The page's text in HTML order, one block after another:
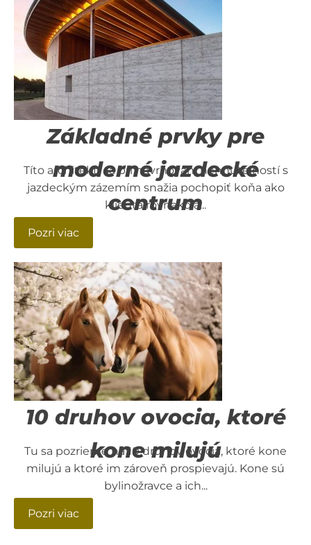
Základné prvky pre
moderné jazdecké
centrum
Títo architekti sa pri navrhovaní nehnuteľností s
jazdeckým zázemím snažia pochopiť koňa ako
klienta rovnako a...
Pozri viac
10 druhov ovocia, ktoré
kone milujú
Tu sa pozrieme na 10 druhov ovocia, ktoré kone
milujú a ktoré im zároveň prospievajú. Kone sú
bylinožravce a ich...
Pozri viac